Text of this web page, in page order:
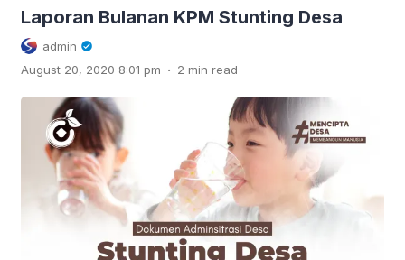
Laporan Bulanan KPM Stunting Desa
admin
August 20, 2020 8:01 pm . 2 min read